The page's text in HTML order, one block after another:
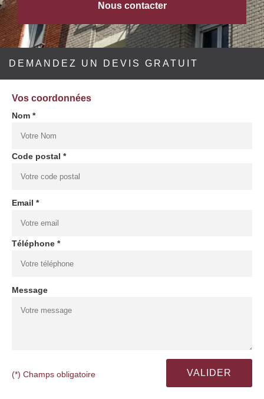
Nous contacter
DEMANDEZ UN DEVIS GRATUIT
Vos coordonnées
Nom *
Code postal *
Email *
Téléphone *
Message
(*) Champs obligatoire